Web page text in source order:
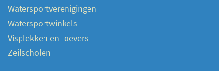
Watersportverenigingen
Watersportwinkels
Visplekken en -oevers
Zeilscholen